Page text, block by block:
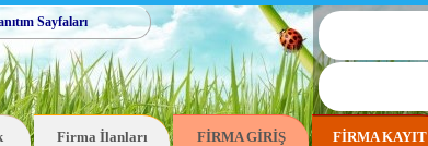
Sayfaları
Firma İlanları FİRMA GİRİŞ FİRMA KAYIT